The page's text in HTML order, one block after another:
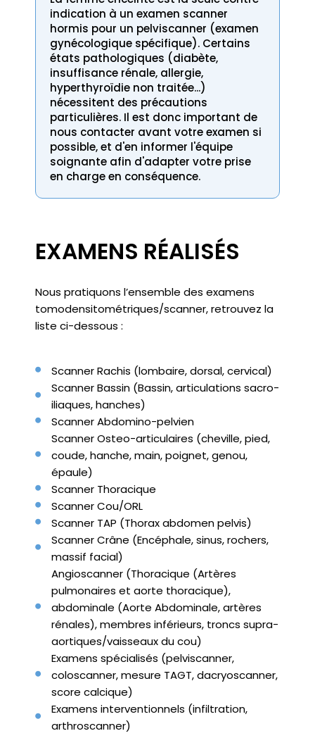
indication à un examen scanner
hormis pour un pelviscanner (examen
gynécologique spécifique). Certains
états pathologiques (diabète,
insuffisance rénale, allergie,
hyperthyroïdie non traitée...)
nécessitent des précautions
particulières. Il est donc important de
nous contacter avant votre examen si
possible, et d'en informer l'équipe
soignante afin d'adapter votre prise
en charge en conséquence.
EXAMENS RÉALISÉS
Nous pratiquons l’ensemble des examens
tomodensitométriques/scanner, retrouvez la
liste ci-dessous :
Scanner Rachis (lombaire, dorsal, cervical)
Scanner Bassin (Bassin, articulations sacro-
iliaques, hanches)
Scanner Abdomino-pelvien
Scanner Osteo-articulaires (cheville, pied,
coude, hanche, main, poignet, genou,
épaule)
Scanner Thoracique
Scanner Cou/ORL
Scanner TAP (Thorax abdomen pelvis)
Scanner Crâne (Encéphale, sinus, rochers,
massif facial)
Angioscanner (Thoracique (Artères
pulmonaires et aorte thoracique),
abdominale (Aorte Abdominale, artères
rénales), membres inférieurs, troncs supra-
aortiques/vaisseaux du cou)
Examens spécialisés (pelviscanner,
coloscanner, mesure TAGT, dacryoscanner,
score calcique)
Examens interventionnels (infiltration,
arthroscanner)